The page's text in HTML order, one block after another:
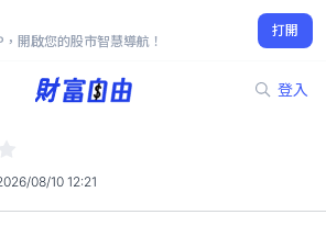
開啟您的股市智慧導航！
打開
登入
-
08/10 12:21